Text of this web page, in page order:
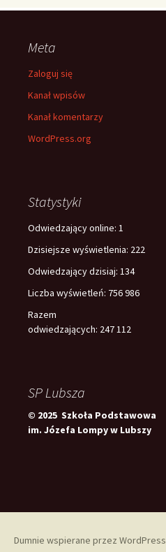
Meta
Zaloguj się
Kanał wpisów
Kanał komentarzy
WordPress.org
Statystyki
Odwiedzający online: 1
Dzisiejsze wyświetlenia: 222
Odwiedzający dzisiaj: 134
Liczba wyświetleń: 756 986
Razem
odwiedzających: 247 112
SP Lubsza
© 2025 Szkoła Podstawowa
im. Józefa Lompy w Lubszy
Dumnie wspierane przez WordPress